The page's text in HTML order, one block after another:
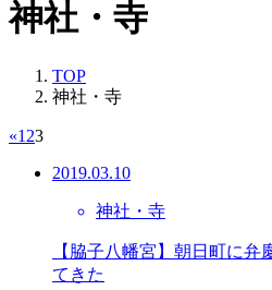
神社・寺
TOP
神社・寺
«1 23
2019.03.10
神社・寺
【脇子八幡宮】朝日町に弁
てきた